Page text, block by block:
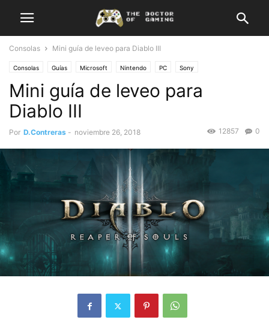
Consolas Mini guía de leveo para Diablo III
Consolas Guías Microsoft Nintendo PC Sony
Mini guía de leveo para
Diablo III
Por D.Contreras - noviembre 26, 2018 0
12857